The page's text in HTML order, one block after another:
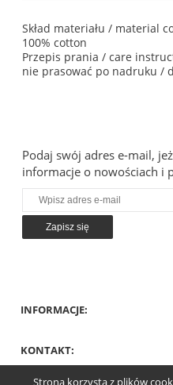
Strona korzysta z plików
Skład materiału / material
100% cotton
Przepis prania / care
nie prasować po nadruku /
Podaj swój adres e-mail,
informacje o nowościach i
Zapisz się
INFORMACJE:
KONTAKT: